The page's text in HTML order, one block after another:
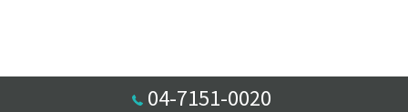
04-7151-0020